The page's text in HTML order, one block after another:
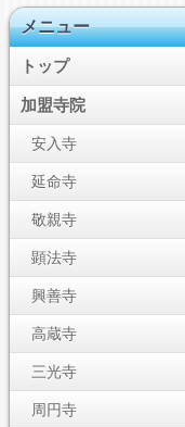
メニュー
トップ
加盟寺院
安入寺
延命寺
敬親寺
顕法寺
興善寺
高蔵寺
三光寺
周円寺